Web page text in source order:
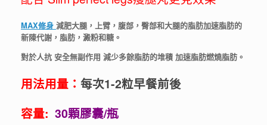
MAX修身 減肥大腿，上臂，腹部，臀部和大腿的脂肪加速脂肪的
新陳代謝，脂肪，澱粉和糖。
對於人抗 安全無副作用 減少多餘脂肪的堆積 加速脂肪燃燒脂肪。
用法用量： 每次1-2粒早餐前後
容量: 30顆膠囊/瓶